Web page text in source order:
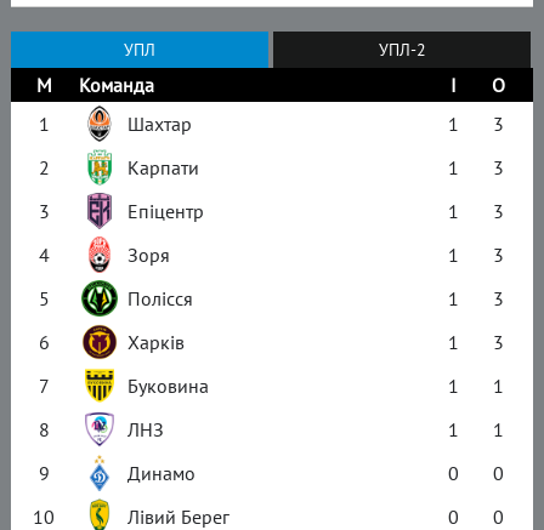
УПЛ УПЛ-2
М Команда І
О
1
Шахтар 1
3
2
Карпати 1
3
3
Епіцентр 1
3
4
Зоря 1
3
5
Полісся 1
3
6
Харків 1
3
7
Буковина 1
1
8
ЛНЗ 1
1
9
Динамо 0
0
10
Лівий Берег 0
0